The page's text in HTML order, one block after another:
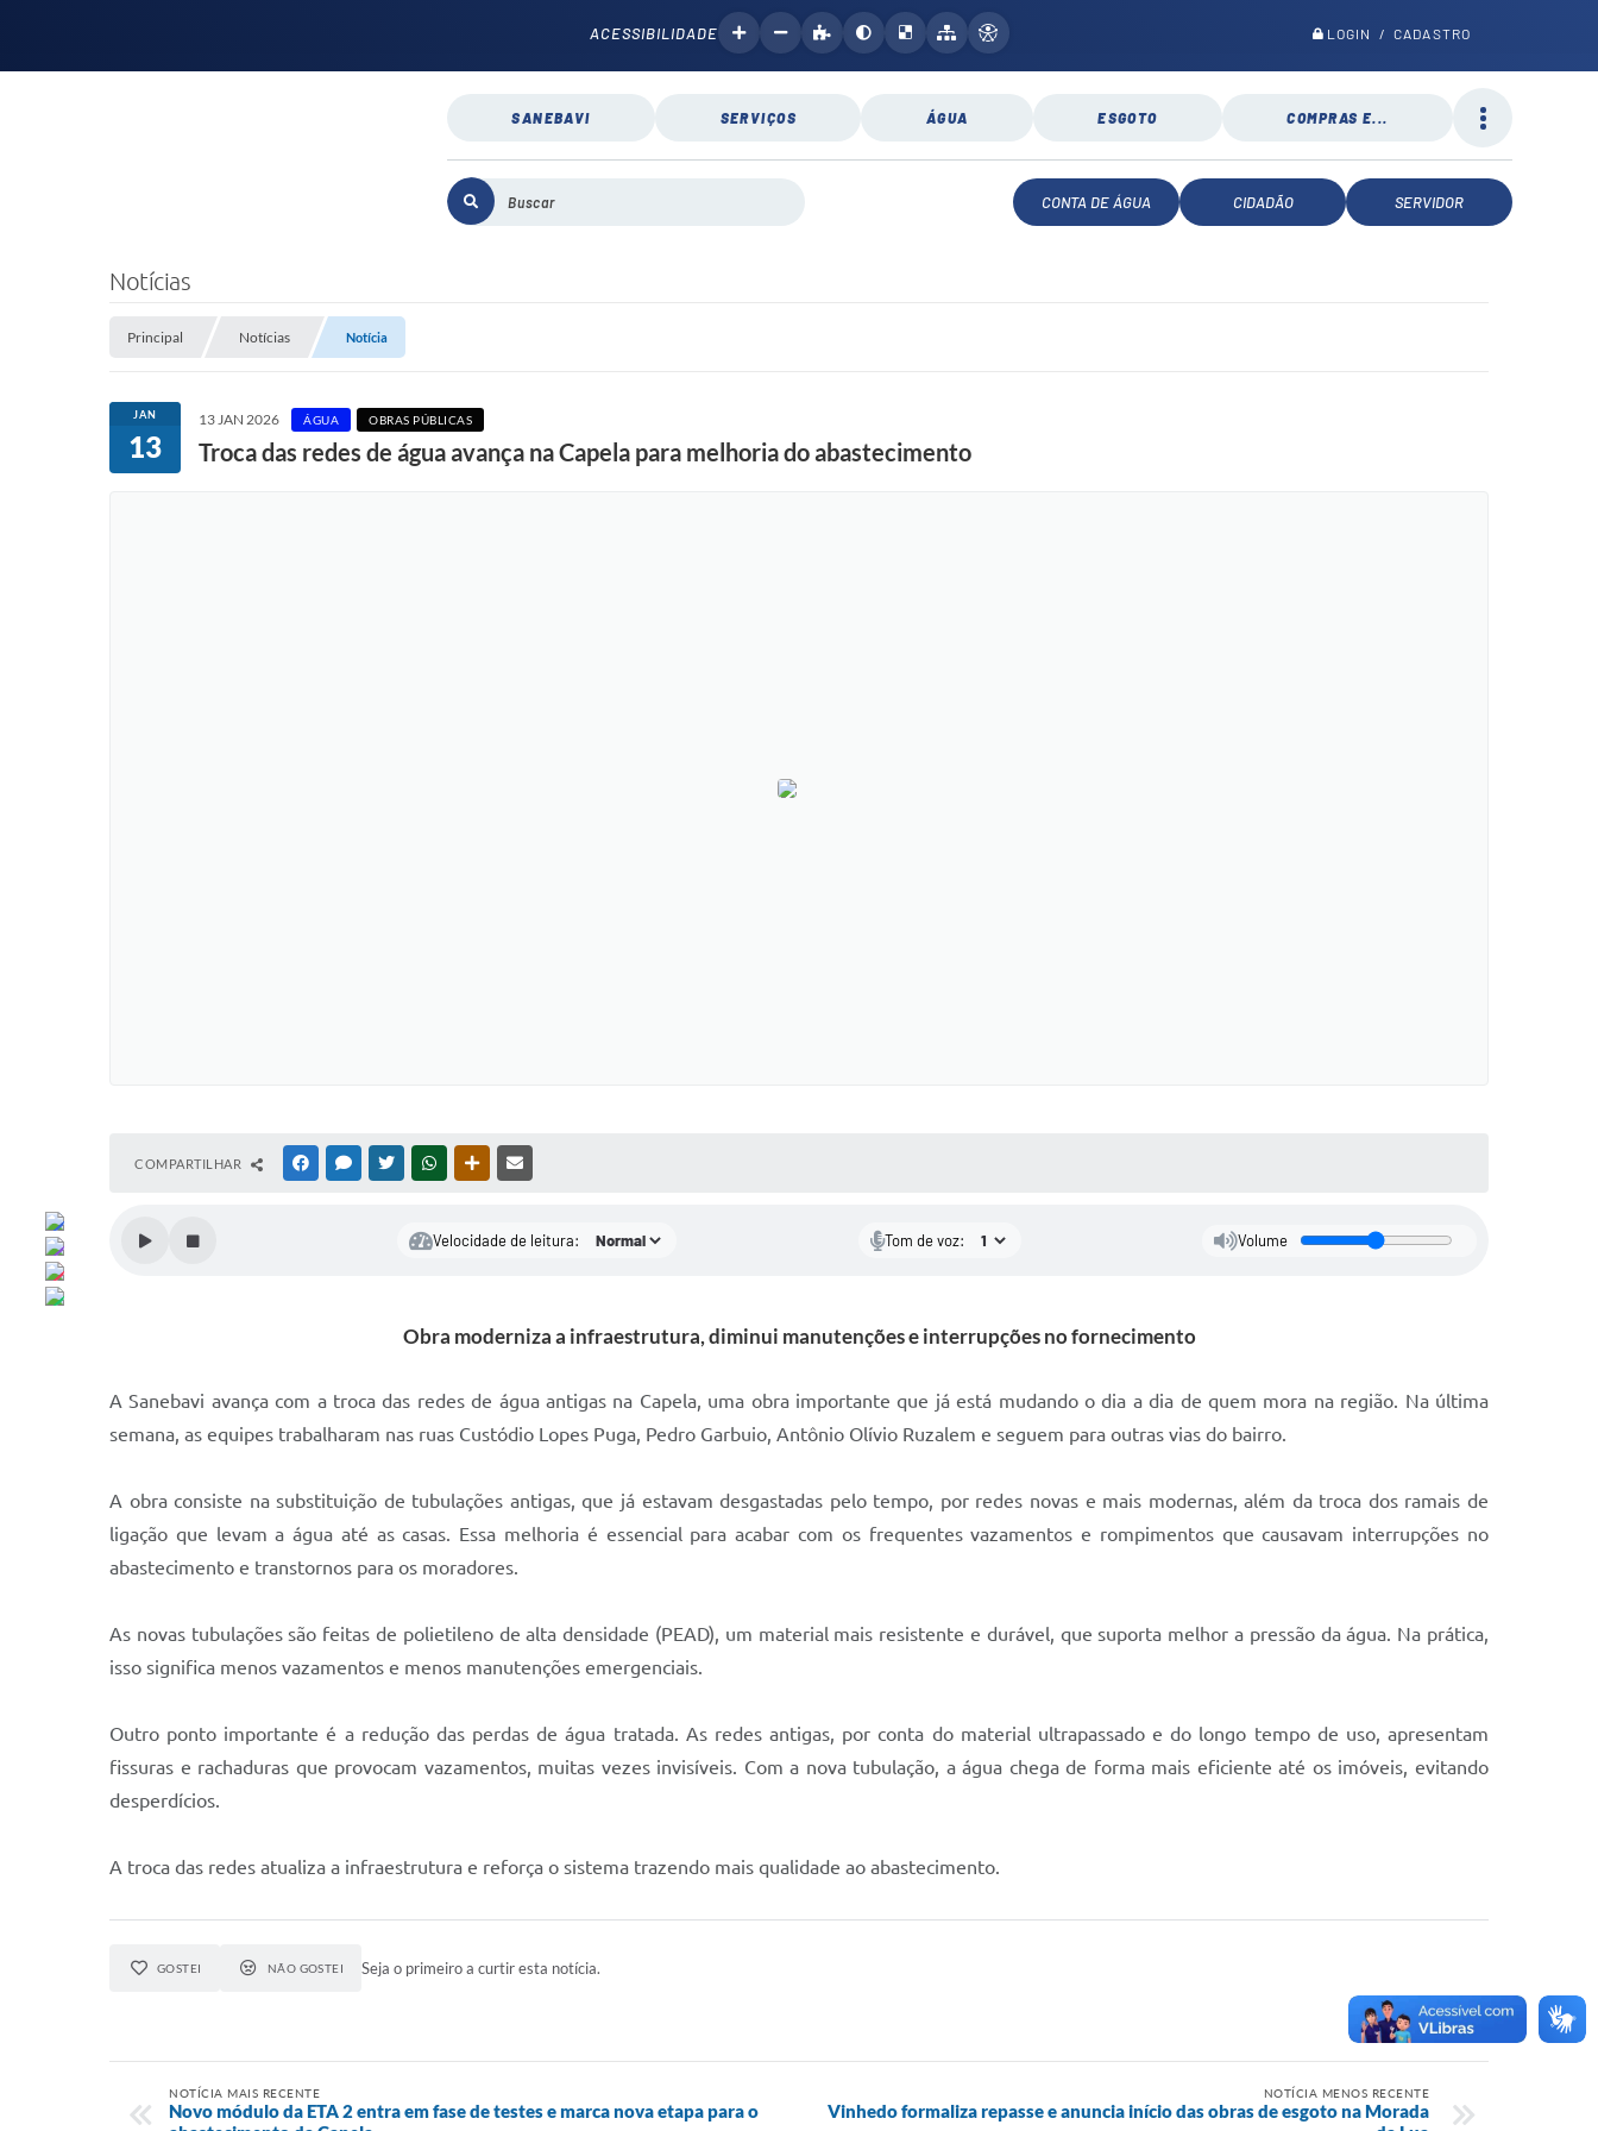
LOGIN / CADASTRO
SANEBAVI SERVIÇOS ÁGUA ESGOTO COMPRAS E...
CONTA DE ÁGUA CIDADÃO SERVIDOR
ACESSIBILIDADE
Notícias
Principal Notícias Notícia
JAN
13
13 JAN 2026 ÁGUA OBRAS PÚBLICAS
Troca das redes de água avança na Capela para melhoria do abastecimento
COMPARTILHAR FACEBOOKMESSENGER
TWITTERWHATSAPPOUTRAS MÍDIAS
Velocidade de leitura: Tom de voz: Volume
Obra moderniza a infraestrutura, diminui manutenções e interrupções no fornecimento
A Sanebavi avança com a troca das redes de água antigas na Capela, uma obra importante que já está mudando o dia a dia de quem mora na região. Na última
semana, as equipes trabalharam nas ruas Custódio Lopes Puga, Pedro Garbuio, Antônio Olívio Ruzalem e seguem para outras vias do bairro.
A obra consiste na substituição de tubulações antigas, que já estavam desgastadas pelo tempo, por redes novas e mais modernas, além da troca dos ramais de
ligação que levam a água até as casas. Essa melhoria é essencial para acabar com os frequentes vazamentos e rompimentos que causavam interrupções no
abastecimento e transtornos para os moradores.
As novas tubulações são feitas de polietileno de alta densidade (PEAD), um material mais resistente e durável, que suporta melhor a pressão da água. Na prática,
isso significa menos vazamentos e menos manutenções emergenciais.
Outro ponto importante é a redução das perdas de água tratada. As redes antigas, por conta do material ultrapassado e do longo tempo de uso, apresentam
fissuras e rachaduras que provocam vazamentos, muitas vezes invisíveis. Com a nova tubulação, a água chega de forma mais eficiente até os imóveis, evitando
desperdícios.
A troca das redes atualiza a infraestrutura e reforça o sistema trazendo mais qualidade ao abastecimento.
GOSTEI NÃO GOSTEI Seja o primeiro a curtir esta notícia.
NOTÍCIA MAIS RECENTE
Novo módulo da ETA 2 entra em fase de testes e marca nova etapa para o
NOTÍCIA MENOS RECENTE
Vinhedo formaliza repasse e anuncia início das obras de esgoto na Morada